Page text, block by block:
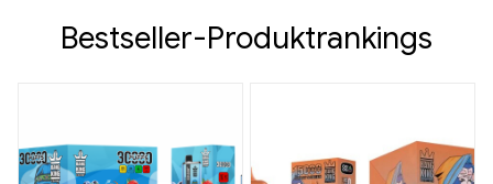
Bestseller-Produktrankings